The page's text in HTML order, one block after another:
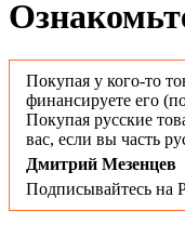
Покупая у кого-то
финансируете его
Покупая русские
вас, если вы часть
Дмитрий Мезенцев
Подписывайтесь